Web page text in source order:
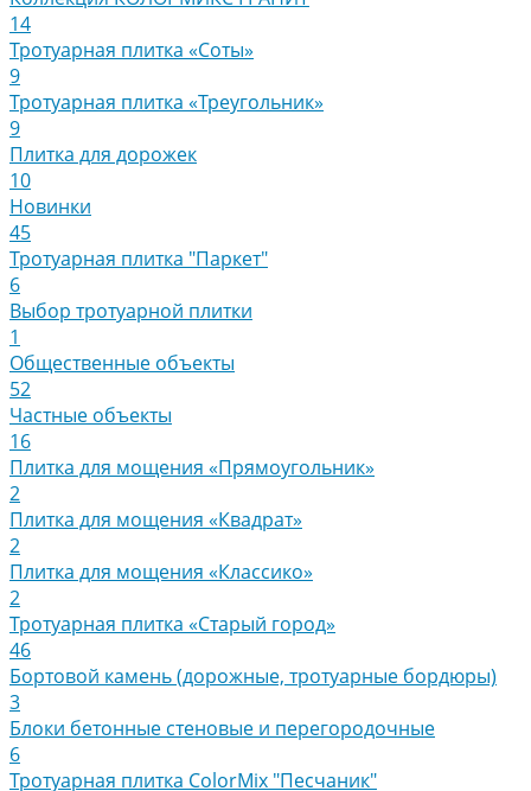
14
Тротуарная плитка «Соты»
9
Тротуарная плитка «Треугольник»
9
Плитка для дорожек
10
Новинки
45
Тротуарная плитка "Паркет"
6
Выбор тротуарной плитки
1
Общественные объекты
52
Частные объекты
16
Плитка для мощения «Прямоугольник»
2
Плитка для мощения «Квадрат»
2
Плитка для мощения «Классико»
2
Тротуарная плитка «Старый город»
46
Бортовой камень (дорожные, тротуарные бордюры)
3
Блоки бетонные стеновые и перегородочные
6
Тротуарная плитка ColorMix "Песчаник"